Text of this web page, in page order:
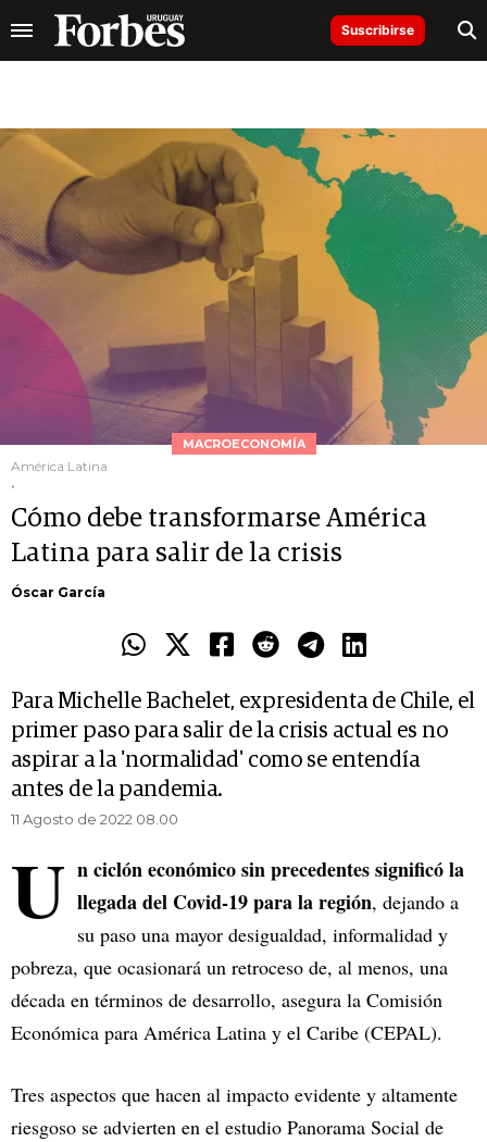
Suscribirse
MACROECONOMÍA
América Latina
.
Cómo debe transformarse América
Latina para salir de la crisis
Óscar García
Para Michelle Bachelet, expresidenta de Chile, el
primer paso para salir de la crisis actual es no
aspirar a la 'normalidad' como se entendía
antes de la pandemia.
11 Agosto de 2022 08.00
U n ciclón económico sin precedentes significó la
llegada del Covid-19 para la región, dejando a
su paso una mayor desigualdad, informalidad y
pobreza, que ocasionará un retroceso de, al menos, una
década en términos de desarrollo, asegura la Comisión
Económica para América Latina y el Caribe (CEPAL).
Tres aspectos que hacen al impacto evidente y altamente
riesgoso se advierten en el estudio Panorama Social de